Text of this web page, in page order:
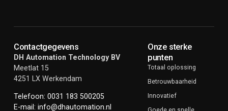
Contactgegevens
DH Automation Technology BV
Meetlat 15
4251 LX Werkendam
Telefoon: 0031 183 500205
E-mail: info@dhautomation.nl
Onze sterke
punten
Totaal oplossing
Betrouwbaarheid
Innovatief